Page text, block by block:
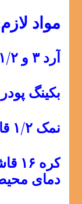
مواد
آرد ۳ و ۱/۲ پیمانه (۴۶۴ گرم)
بکینگ پودر ۱ قاشق چایخوری
نمک ۱/۲ قاشق چایخوری
دمای